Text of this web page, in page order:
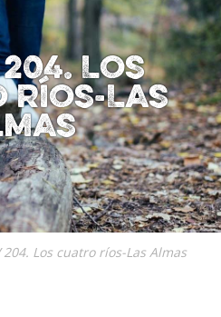
204. Los
Las
204. Los cuatro ríos-Las Almas